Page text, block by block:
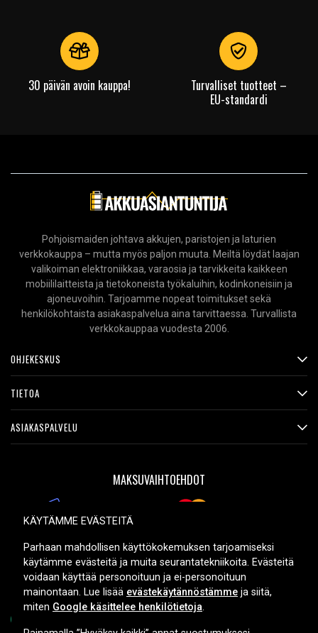
30 päivän avoin kauppa!
Turvalliset tuotteet –
EU-standardi
Pohjoismaiden johtava akkujen, paristojen ja laturien
verkkokauppa – mutta myös paljon muuta. Meiltä löydät laajan
valikoiman elektroniikkaa, varaosia ja tarvikkeita kaikkeen
mobiililaitteista ja tietokoneista työkaluihin, kodinkoneisiin ja
ajoneuvoihin. Tarjoamme nopeat toimitukset sekä
henkilökohtaista asiakaspalvelua aina tarvittaessa. Turvallista
verkkokauppaa vuodesta 2006.
OHJEKESKUS
TIETOA
ASIAKASPALVELU
MAKSUVAIHTOEHDOT
TOIMITUSVAIHTOEHDOT
KÄYTÄMME EVÄSTEITÄ
Parhaan mahdollisen käyttökokemuksen tarjoamiseksi
käytämme evästeitä ja muita seurantatekniikoita. Evästeitä
voidaan käyttää personoituun ja ei-personoituun
mainontaan. Lue lisää evästekäytännöstämme ja siitä,
miten Google käsittelee henkilötietoja.